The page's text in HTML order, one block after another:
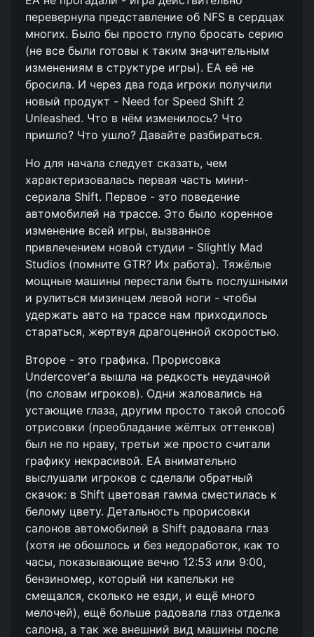
перевернула представление об NFS в сердцах
многих. Было бы просто глупо бросать серию
(не все были готовы к таким значительным
изменениям в структуре игры). ЕА её не
бросила. И через два года игроки получили
новый продукт - Need for Speed Shift 2
Unleashed. Что в нём изменилось? Что
пришло? Что ушло? Давайте разбираться.
Но для начала следует сказать, чем
характеризовалась первая часть мини-
сериала Shift. Первое - это поведение
автомобилей на трассе. Это было коренное
изменение всей игры, вызванное
привлечением новой студии - Slightly Mad
Studios (помните GTR? Их работа). Тяжёлые
мощные машины перестали быть послушными
и рулиться мизинцем левой ноги - чтобы
удержать авто на трассе нам приходилось
стараться, жертвуя драгоценной скоростью.
Второе - это графика. Прорисовка
Undercover'а вышла на редкость неудачной
(по словам игроков). Одни жаловались на
устающие глаза, другим просто такой способ
отрисовки (преобладание жёлтых оттенков)
был не по нраву, третьи же просто считали
графику некрасивой. ЕА внимательно
выслушали игроков с сделали обратный
скачок: в Shift цветовая гамма сместилась к
белому цвету. Детальность прорисовки
салонов автомобилей в Shift радовала глаз
(хотя не обошлось и без недоработок, как то
часы, показывающие вечно 12:53 или 9:00,
бензиномер, который ни капельки не
смещался, сколько не езди, и ещё много
мелочей), ещё больше радовала глаз отделка
салона, а так же внешний вид машины после